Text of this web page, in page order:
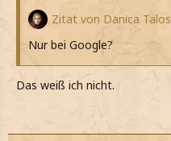
Zitat von Danica Talos
Nur bei Google?
Das weiß ich nicht.